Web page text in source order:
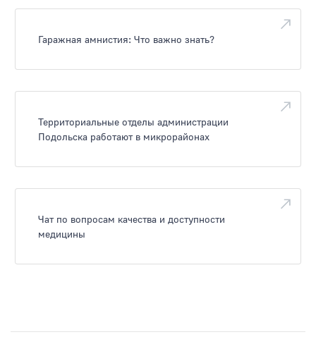
Гаражная амнистия: Что важно знать?
Территориальные отделы администрации
Подольска работают в микрорайонах
Чат по вопросам качества и доступности
медицины